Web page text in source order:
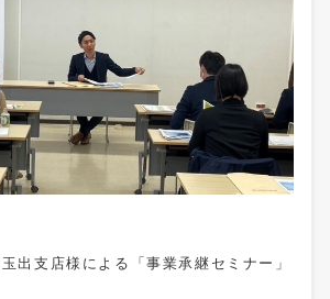
出支店様による「事業承継セミナー」